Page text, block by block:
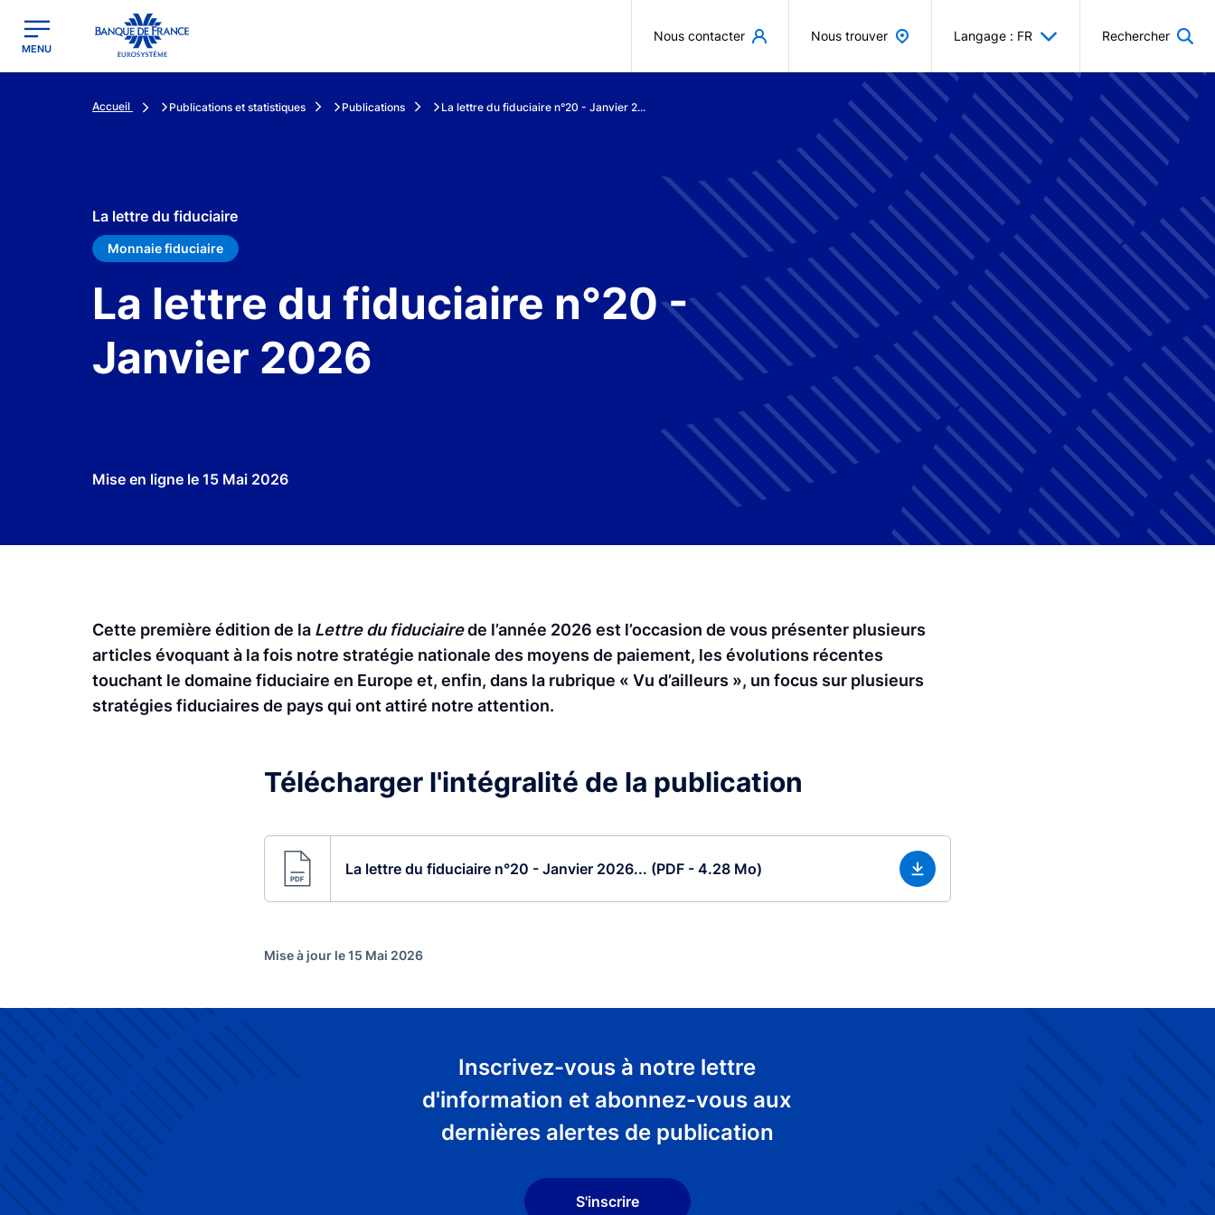
Banque de France - Menu Principal
MENU
Nous contacter Nous trouver Langage : FR Rechercher
Accueil Publications et statistiques Publications La lettre du fiduciaire n°20 - Janvier 2...
La lettre du fiduciaire
Monnaie fiduciaire
La lettre du fiduciaire n°20 -
Janvier 2026
Mise en ligne le 15 Mai 2026
Cette première édition de la Lettre du fiduciairede l’année 2026 est l’occasion de vous présenter plusieurs
articles évoquant à la fois notre stratégie nationale des moyens de paiement, les évolutions récentes
touchant le domaine fiduciaire en Europe et, enfin, dans la rubrique « Vu d’ailleurs », un focus sur plusieurs
stratégies fiduciaires de pays qui ont attiré notre attention.
Télécharger l'intégralité de la publication
La lettre du fiduciaire n°20 - Janvier 2026... (PDF - 4.28 Mo)
Mise à jour le 15 Mai 2026
Inscrivez-vous à notre lettre
d'information et abonnez-vous aux
dernières alertes de publication
S'inscrire